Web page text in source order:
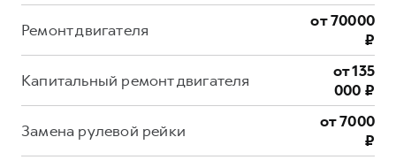
Ремонт двигателя
от 70000
₽
Капитальный ремонт двигателя
от 135
000 ₽
Замена рулевой рейки
от 7000
₽